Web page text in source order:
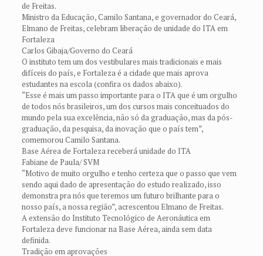
de Freitas.
Ministro da Educação, Camilo Santana, e governador do Ceará,
Elmano de Freitas, celebram liberação de unidade do ITA em
Fortaleza
Carlos Gibaja/Governo do Ceará
O instituto tem um dos vestibulares mais tradicionais e mais
difíceis do país, e Fortaleza é a cidade que mais aprova
estudantes na escola (confira os dados abaixo).
“Esse é mais um passo importante para o ITA que é um orgulho
de todos nós brasileiros, um dos cursos mais conceituados do
mundo pela sua excelência, não só da graduação, mas da pós-
graduação, da pesquisa, da inovação que o país tem”,
comemorou Camilo Santana.
Base Aérea de Fortaleza receberá unidade do ITA
Fabiane de Paula/ SVM
“Motivo de muito orgulho e tenho certeza que o passo que vem
sendo aqui dado de apresentação do estudo realizado, isso
demonstra pra nós que teremos um futuro brilhante para o
nosso país, a nossa região”, acrescentou Elmano de Freitas.
A extensão do Instituto Tecnológico de Aeronáutica em
Fortaleza deve funcionar na Base Aérea, ainda sem data
definida.
Tradição em aprovações